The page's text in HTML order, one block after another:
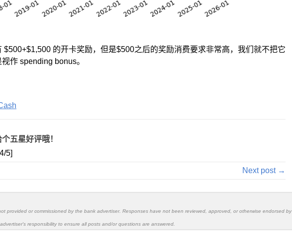
$500+$1,500 的开卡奖励，但是$500之后的奖励消费要求非常高，我们就不把它
作 spending bonus。
五星好评哦！
4/5]
Next post →
provided or commissioned by the bank advertiser. Responses have not been reviewed, approved, or otherwise endorsed by
responsibility to ensure all posts and/or questions are answered.